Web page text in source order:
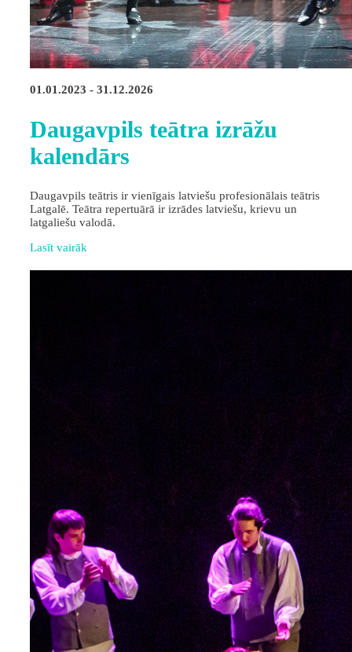
01.01.2023 - 31.12.2026
Daugavpils teātra izrāžu
kalendārs
Daugavpils teātris ir vienīgais latviešu profesionālais teātris
Latgalē. Teātra repertuārā ir izrādes latviešu, krievu un
latgaliešu valodā.
Lasīt vairāk